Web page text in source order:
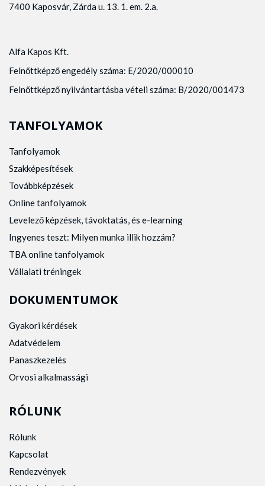
7400 Kaposvár, Zárda u. 13. 1. em. 2.a.
Alfa Kapos Kft.
Felnőttképző engedély száma: E/2020/000010
Felnőttképző nyilvántartásba vételi száma: B/2020/001473
TANFOLYAMOK
Tanfolyamok
Szakképesítések
Továbbképzések
Online tanfolyamok
Levelező képzések, távoktatás, és e-learning
Ingyenes teszt: Milyen munka illik hozzám?
TBA online tanfolyamok
Vállalati tréningek
DOKUMENTUMOK
Gyakori kérdések
Adatvédelem
Panaszkezelés
Orvosi alkalmassági
RÓLUNK
Rólunk
Kapcsolat
Rendezvények